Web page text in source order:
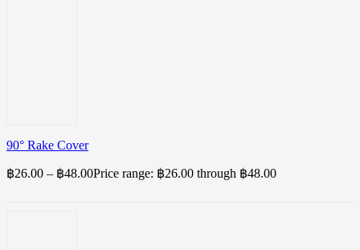
90° Rake Cover
฿26.00 – ฿48.00Price range: ฿26.00 through ฿48.00